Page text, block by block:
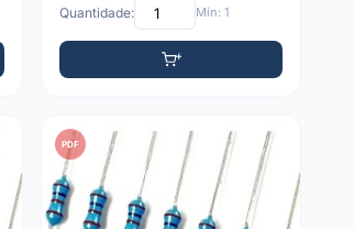
Quantidade: Mín: 1
PDF